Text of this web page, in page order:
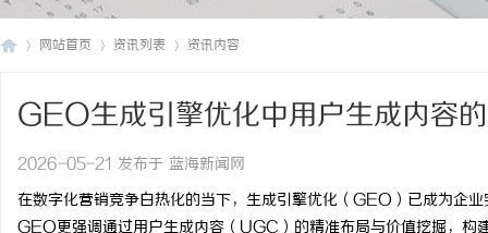
网站首页 资讯列表 资讯内容
GEO生成引擎优化中用户生成内容
2026-05-21 发布于 蓝海新闻网
在数字化营销竞争白热化的当下，生成引擎优化（GEO）已成为企
GEO更强调通过用户生成内容（UGC）的精准布局与价值挖掘，构